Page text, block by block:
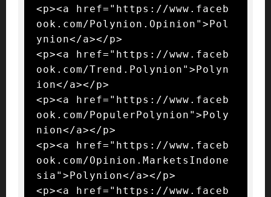
<p><a href="https://www.faceb
ook.com/Polynion.Opinion">Pol
ynion</a></p>
<p><a href="https://www.faceb
ook.com/Trend.Polynion">Polyn
ion</a></p>
<p><a href="https://www.faceb
ook.com/PopulerPolynion">Poly
nion</a></p>
<p><a href="https://www.faceb
ook.com/Opinion.MarketsIndone
sia">Polynion</a></p>
<p><a href="https://www.faceb